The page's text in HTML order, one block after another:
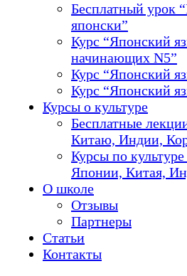
Бесплатный урок
японски”
Курс “Японский
начинающих N5”
Курс “Японский
Курс “Японский
Курсы о культуре
Бесплатные
Китаю, Индии,
Курсы по
Японии, Китая,
О школе
Отзывы
Партнеры
Статьи
Контакты